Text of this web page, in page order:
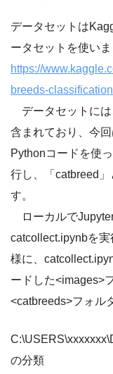
データセットは
ータセットを使いま
https://
breeds-
データセットには
含まれており、今
Pythonコードを使
行し、「catbreed
す。
ローカルで
catcollect.ipynbを
様に、
ードした<images>
<catbreeds>フォル
の分類